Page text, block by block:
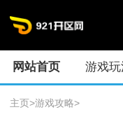
网站首页 游戏
主页>游戏攻略>